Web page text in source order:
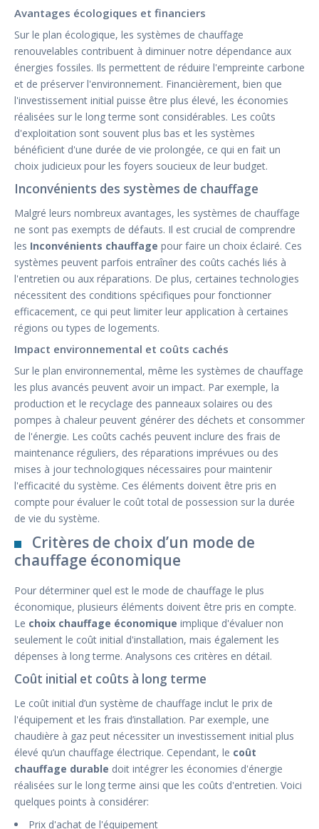
Avantages écologiques et financiers
Sur le plan écologique, les systèmes de chauffage
renouvelables contribuent à diminuer notre dépendance aux
énergies fossiles. Ils permettent de réduire l'empreinte carbone
et de préserver l'environnement. Financièrement, bien que
l'investissement initial puisse être plus élevé, les économies
réalisées sur le long terme sont considérables. Les coûts
d'exploitation sont souvent plus bas et les systèmes
bénéficient d'une durée de vie prolongée, ce qui en fait un
choix judicieux pour les foyers soucieux de leur budget.
Inconvénients des systèmes de chauffage
Malgré leurs nombreux avantages, les systèmes de chauffage
ne sont pas exempts de défauts. Il est crucial de comprendre
les Inconvénients chauffage pour faire un choix éclairé. Ces
systèmes peuvent parfois entraîner des coûts cachés liés à
l'entretien ou aux réparations. De plus, certaines technologies
nécessitent des conditions spécifiques pour fonctionner
efficacement, ce qui peut limiter leur application à certaines
régions ou types de logements.
Impact environnemental et coûts cachés
Sur le plan environnemental, même les systèmes de chauffage
les plus avancés peuvent avoir un impact. Par exemple, la
production et le recyclage des panneaux solaires ou des
pompes à chaleur peuvent générer des déchets et consommer
de l'énergie. Les coûts cachés peuvent inclure des frais de
maintenance réguliers, des réparations imprévues ou des
mises à jour technologiques nécessaires pour maintenir
l'efficacité du système. Ces éléments doivent être pris en
compte pour évaluer le coût total de possession sur la durée
de vie du système.
Critères de choix d’un mode de
chauffage économique
Pour déterminer quel est le mode de chauffage le plus
économique, plusieurs éléments doivent être pris en compte.
Le choix chauffage économique implique d'évaluer non
seulement le coût initial d'installation, mais également les
dépenses à long terme. Analysons ces critères en détail.
Coût initial et coûts à long terme
Le coût initial d’un système de chauffage inclut le prix de
l'équipement et les frais d’installation. Par exemple, une
chaudière à gaz peut nécessiter un investissement initial plus
élevé qu’un chauffage électrique. Cependant, le coût
chauffage durable doit intégrer les économies d'énergie
réalisées sur le long terme ainsi que les coûts d'entretien. Voici
quelques points à considérer:
Prix d'achat de l'équipement